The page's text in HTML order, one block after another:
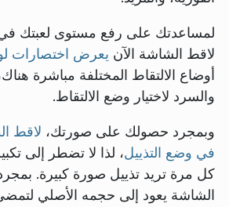
لمساعدتك على رفع مستوى لعبتك في
لاقط الشاشة الآن يعرض اختصارات
أوضاع الالتقاط المختلفة مباشرة
والسرد لاختيار وضع الالتقاط.
وبمجرد حصولك على صورتك، لاقط
في وضع التذييل، لذا لا تضطر إلى
كل مرة تريد تذييل صورة كبيرة. بمجرد
الشاشة يعود إلى حجمه الأصلي